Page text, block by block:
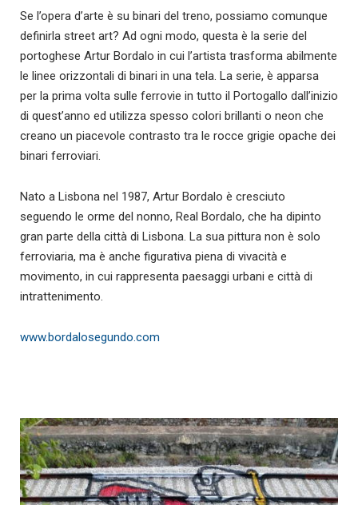
Se l’opera d’arte è su binari del treno, possiamo comunque
definirla street art? Ad ogni modo, questa è la serie del
portoghese Artur Bordalo in cui l’artista trasforma abilmente
le linee orizzontali di binari in una tela. La serie, è apparsa
per la prima volta sulle ferrovie in tutto il Portogallo dall’inizio
di quest’anno ed utilizza spesso colori brillanti o neon che
creano un piacevole contrasto tra le rocce grigie opache dei
binari ferroviari.
Nato a Lisbona nel 1987, Artur Bordalo è cresciuto
seguendo le orme del nonno, Real Bordalo, che ha dipinto
gran parte della città di Lisbona. La sua pittura non è solo
ferroviaria, ma è anche figurativa piena di vivacità e
movimento, in cui rappresenta paesaggi urbani e città di
intrattenimento.
www.bordalosegundo.com